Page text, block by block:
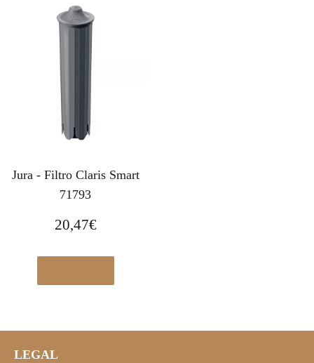
Jura - Filtro Claris Smart
71793
20,47€
LEGAL